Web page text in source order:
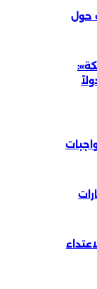
حول